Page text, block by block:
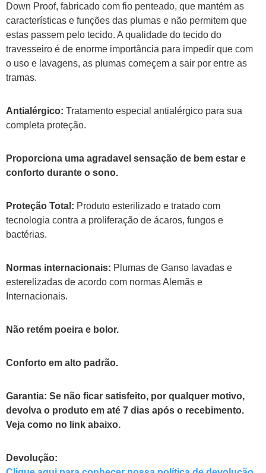
Down Proof, fabricado com fio penteado, que mantém as
características e funções das plumas e não permitem que
estas passem pelo tecido. A qualidade do tecido do
travesseiro é de enorme importância para impedir que com
o uso e lavagens, as plumas começem a sair por entre as
tramas.
Antialérgico: Tratamento especial antialérgico para sua
completa proteção.
Proporciona uma agradavel sensação de bem estar e
conforto durante o sono.
Proteção Total: Produto esterilizado e tratado com
tecnologia contra a proliferação de ácaros, fungos e
bactérias.
Normas internacionais: Plumas de Ganso lavadas e
esterelizadas de acordo com normas Alemãs e
Internacionais.
Não retém poeira e bolor.
Conforto em alto padrão.
Garantia: Se não ficar satisfeito, por qualquer motivo,
devolva o produto em até 7 dias após o recebimento.
Veja como no link abaixo.
Devolução: